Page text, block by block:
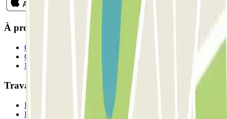
À propos de Parclick
Qui sommes-nous ?
Comment ça marche?
Nos parkings
Travaillons ensemble?
Professionnels
Fournisseur de parking